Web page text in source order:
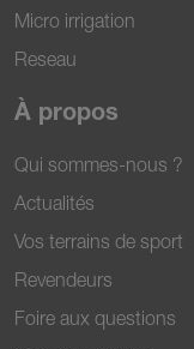
Micro irrigation
Reseau
À propos
Qui sommes-nous ?
Actualités
Vos terrains de sport
Revendeurs
Foire aux questions